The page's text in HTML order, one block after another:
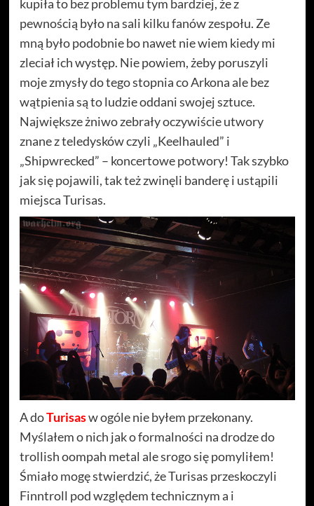
kupiła to bez problemu tym bardziej, że z
pewnością było na sali kilku fanów zespołu. Ze
mną było podobnie bo nawet nie wiem kiedy mi
zleciał ich występ. Nie powiem, żeby poruszyli
moje zmysły do tego stopnia co Arkona ale bez
wątpienia są to ludzie oddani swojej sztuce.
Największe żniwo zebrały oczywiście utwory
znane z teledysków czyli „Keelhauled” i
„Shipwrecked” – koncertowe potwory! Tak szybko
jak się pojawili, tak też zwinęli banderę i ustąpili
miejsca Turisas.
A doTurisasw ogóle nie byłem przekonany.
Myślałem o nich jak o formalności na drodze do
trollish oompah metal ale srogo się pomyliłem!
Śmiało mogę stwierdzić, że Turisas przeskoczyli
Finntroll pod względem technicznym a i